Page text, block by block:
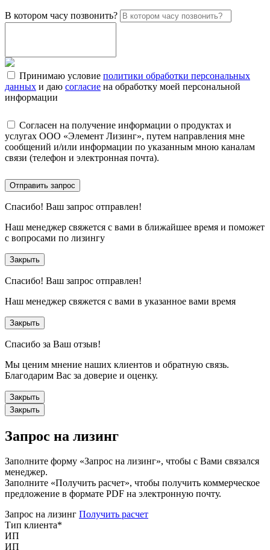
В котором часу позвонить?
Принимаю условие политики обработки персональных
данных и даю согласие на обработку моей персональной
информации
Согласен на получение информации о продуктах и
услугах ООО «Элемент Лизинг», путем направления мне
сообщений и/или информации по указанным мною каналам
связи (телефон и электронная почта).
Отправить запрос
Спасибо! Ваш запрос отправлен!
Наш менеджер свяжется с вами в ближайшее время и поможет
с вопросами по лизингу
Закрыть
Спасибо! Ваш запрос отправлен!
Наш менеджер свяжется с вами в указанное вами время
Закрыть
Спасибо за Ваш отзыв!
Мы ценим мнение наших клиентов и обратную связь.
Благодарим Вас за доверие и оценку.
Закрыть
Закрыть
Запрос на лизинг
Заполните форму «Запрос на лизинг», чтобы с Вами связался
менеджер.
Заполните «Получить расчет», чтобы получить коммерческое
предложение в формате PDF на электронную почту.
Запрос на лизинг Получить расчет
Тип клиента*
ИП
ИП